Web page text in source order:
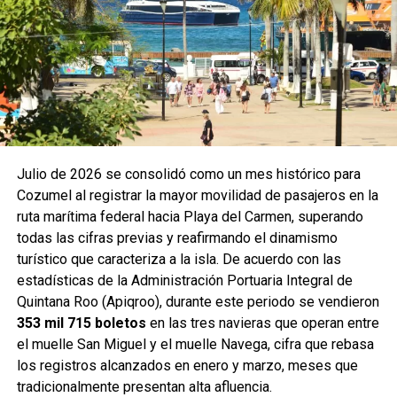
Julio de 2026 se consolidó como un mes histórico para
Cozumel al registrar la mayor movilidad de pasajeros en la
ruta marítima federal hacia Playa del Carmen, superando
todas las cifras previas y reafirmando el dinamismo
turístico que caracteriza a la isla. De acuerdo con las
estadísticas de la Administración Portuaria Integral de
Quintana Roo (Apiqroo), durante este periodo se vendieron
353 mil 715 boletos en las tres navieras que operan entre
el muelle San Miguel y el muelle Navega, cifra que rebasa
los registros alcanzados en enero y marzo, meses que
tradicionalmente presentan alta afluencia.